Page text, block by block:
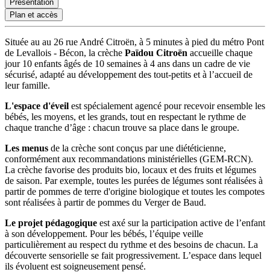
Présentation
Plan et accès
Située au au 26 rue André Citroën, à 5 minutes à pied du métro Pont
de Levallois - Bécon, la crèche Païdou Citroën accueille chaque
jour 10 enfants âgés de 10 semaines à 4 ans dans un cadre de vie
sécurisé, adapté au développement des tout-petits et à l’accueil de
leur famille.
L'espace d'éveil est spécialement agencé pour recevoir ensemble les
bébés, les moyens, et les grands, tout en respectant le rythme de
chaque tranche d’âge : chacun trouve sa place dans le groupe.
Les menus de la crèche sont conçus par une diététicienne,
conformément aux recommandations ministérielles (GEM-RCN).
La crèche favorise des produits bio, locaux et des fruits et légumes
de saison. Par exemple, toutes les purées de légumes sont réalisées à
partir de pommes de terre d'origine biologique et toutes les compotes
sont réalisées à partir de pommes du Verger de Baud.
Le projet pédagogique est axé sur la participation active de l’enfant
à son développement. Pour les bébés, l’équipe veille
particulièrement au respect du rythme et des besoins de chacun. La
découverte sensorielle se fait progressivement. L’espace dans lequel
ils évoluent est soigneusement pensé.